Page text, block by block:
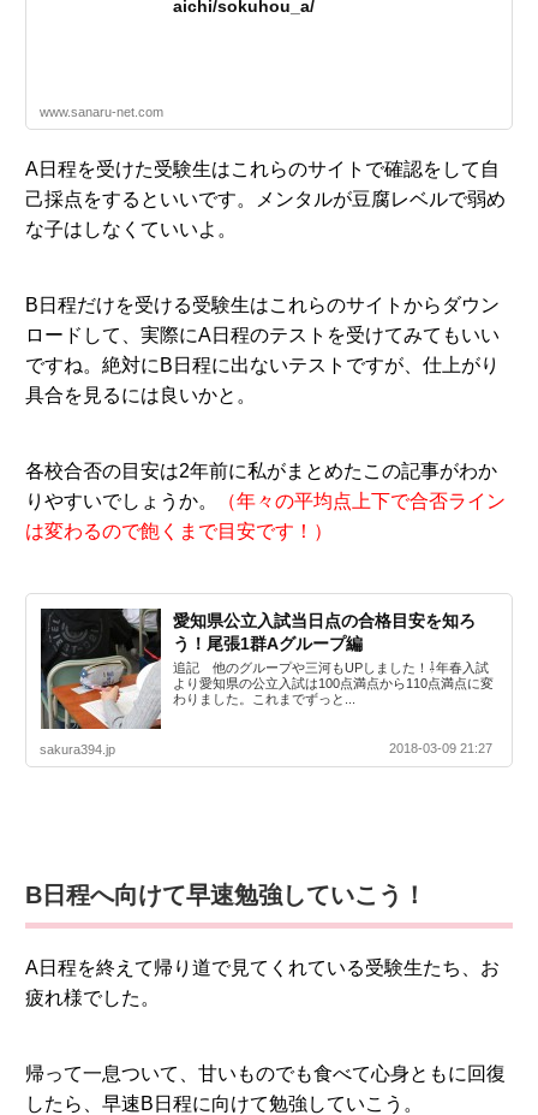
aichi/sokuhou_a/
www.sanaru-net.com
A日程を受けた受験生はこれらのサイトで確認をして自
己採点をするといいです。メンタルが豆腐レベルで弱め
な子はしなくていいよ。
B日程だけを受ける受験生はこれらのサイトからダウン
ロードして、実際にA日程のテストを受けてみてもいい
ですね。絶対にB日程に出ないテストですが、仕上がり
具合を見るには良いかと。
各校合否の目安は2年前に私がまとめたこの記事がわか
りやすいでしょうか。
（年々の平均点上下で合否ライン
は変わるので飽くまで目安です！）
愛知県公立入試当日点の合格目安を知ろ
う！尾張1群Aグループ編
追記 他のグループや三河もUPしました！⇩年春入試
より愛知県の公立入試は100点満点から110点満点に変
わりました。これまでずっと...
sakura394.jp 2018-03-09 21:27
B日程へ向けて早速勉強していこう！
A日程を終えて帰り道で見てくれている受験生たち、お
疲れ様でした。
帰って一息ついて、甘いものでも食べて心身ともに回復
したら、早速B日程に向けて勉強していこう。